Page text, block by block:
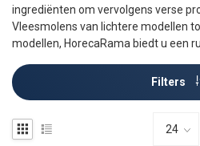
ingrediënten om vervolgens verse
Vleesmolens van lichtere modellen
modellen, HorecaRama biedt u een
Filters